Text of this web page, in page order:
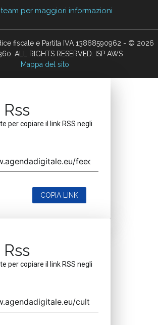
per maggiori informazioni
fiscale e Partita IVA 13868590962 - © 2026
ALL RIGHTS RESERVED. ISP AWS
Mappa del sito
per copiare il link RSS negli
COPIA LINK
per copiare il link RSS negli